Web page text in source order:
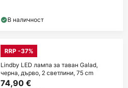
В наличност
RRP -37%
Lindby LED лампа за таван Galad,
черна, дърво, 2 светлини, 75 cm
74,90 €